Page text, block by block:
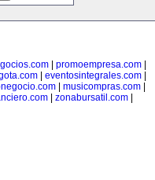
promoempresa.com
| eventosintegrales.com|
| musicompras.com|
zonabursatil.com